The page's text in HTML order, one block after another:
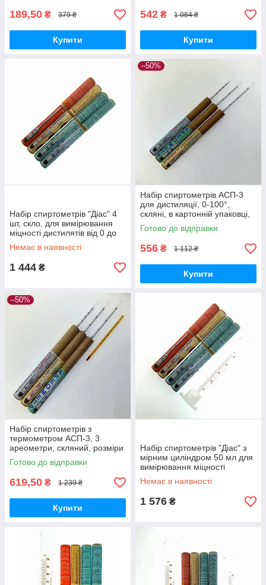
189,50 ₴ 379 ₴
Купити
542 ₴ 1 084 ₴
Купити
Набір спиртометрів "Діас" 4
шт, скло, для вимірювання
міцності дистилятів від 0 до
100 градусів, довжина 150
мм
Немає в наявності
1 444 ₴
–50%
Набір спиртометрів АСП-3
для дистиляції, 0-100°,
скляні, в картонній упаковці,
3 різних ареометри
Готово до відправки
556 ₴ 1 112 ₴
Купити
–50%
Набір спиртометрів з
термометром АСП-3, 3
ареометри, скляний, розміри
245x78x33 мм для
вимірювання міцності
Готово до відправки
619,50 ₴ 1 239 ₴
Купити
Набір спиртометрів "Діас" з
мірним циліндром 50 мл для
вимірювання міцності
дистилятів, скло, 4
ареометри
Немає в наявності
1 576 ₴